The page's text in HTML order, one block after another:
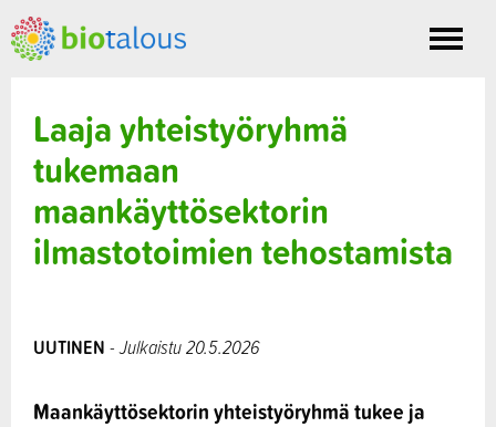
Toggle
Laaja yhteistyöryhmä
tukemaan
maankäyttösektorin
ilmastotoimien tehostamista
UUTINEN - Julkaistu 20.5.2026
Maankäyttösektorin yhteistyöryhmä tukee ja